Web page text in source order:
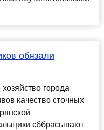
обязали
города
качество сточных
сббрасывают